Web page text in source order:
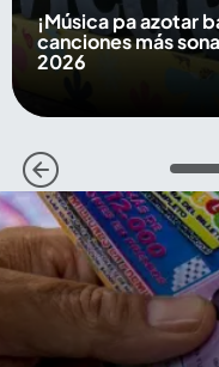
¡Música pa azotar
canciones más
2026
1